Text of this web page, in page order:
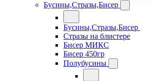
Бусины,Стразы,Бисер
Бусины,Стразы,Бисер
Стразы на блистере
Бисер МИКС
Бисер 450гр
Полубусины